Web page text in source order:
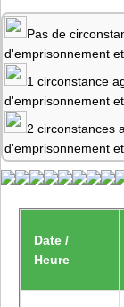
Pas de
d'emprisonnement
1 circonstance
d'emprisonnement
2 circonstances
d'emprisonnement
Date /
Heure